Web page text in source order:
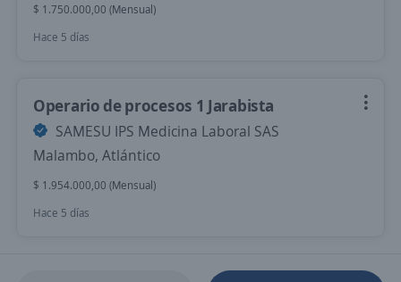
$ 1.750.000,00 (Mensual)
Hace 5 días
Operario de procesos 1 Jarabista
SAMESU IPS Medicina Laboral SAS
Malambo, Atlántico
$ 1.954.000,00 (Mensual)
Hace 5 días